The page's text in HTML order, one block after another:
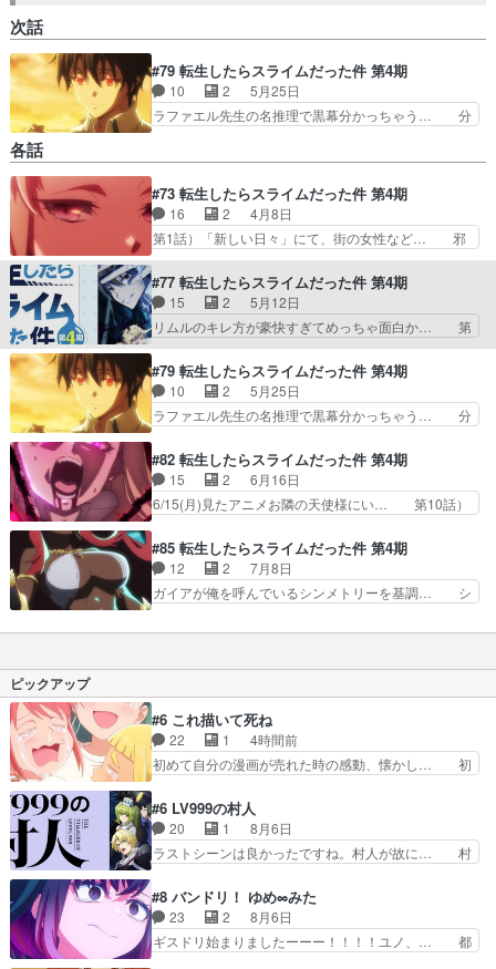
次話
#79 転生したらスライムだった件 第4期
10 2
5月25日
ラファエル先生の名推理で黒幕分かっちゃう… 分
った残像だと。ドヤコンガ先生焦っ… Animation
が第二原画をいくつか担… ソウエイの圧倒的勝利
のあとは、ラファエル… 第7話）「黒幕の正体」
リムルの恐ろしさを… 原作は既読しているので内
容は知っているの… リムルたちはグレンダへの尋
問へと移行する…
各話
#73 転生したらスライムだった件 第4期
16 2
4月8日
第1話）「新しい日々」にて、街の女性など… 邪
魔とヒナタに摘み出されるリムル笑シオン… シオ
ンが美味しい紅茶をお出ししている！成… まずは
導入という感じでしょうか開国際終わ… リムル様
がお忍びで街を視察してるシーンと… さてこっか
ら5クールあるのかキャラデザと… やっとリアタ
シオン(*^^*)ﾉｼリム… OP＆ED曲も作画も文句な
い♫1話があっ… ダンジョン攻略よりもエロフの
店目当て優先
#77 転生したらスライムだった件 第4期
15 2
5月12日
リムルのキレ方が豪快すぎてめっちゃ面白か… 第
5話）「最初の一歩」#転スラあんだけ切… そし
て、ちょいバズってたコーヒーの高作画… 原作知
ってますけど、これから面白くなるん… イングラ
シアに来て洋服買って平和にことが… をバンダイ
チャンネルで視聴。私服シュナ、… 第5話）「最
の一歩」小野Dのわるぅの感… 第5話）「最初の
一歩」紅丸かわいそう(か… 立てられたフラグに
逆らわないブチ切れリム…
#79 転生したらスライムだった件 第4期
10 2
5月25日
ラファエル先生の名推理で黒幕分かっちゃう… 分
ら、また1個分かったやった？！さてさ… をバン
ダイチャンネルで視聴。拳銃＆ワープ… 質量を持
った残像だと。ドヤコンガ先生焦っ… Animation
が第二原画をいくつか担… ソウエイの圧倒的勝利
リムルの恐ろしさを… 原作は既読しているので内
容は知っているの… リムルたちはグレンダへの尋
問へと移行する…
#82 転生したらスライムだった件 第4期
15 2
6月16日
6/15(月)見たアニメお隣の天使様にい… 第10話）
マリアベル悲惨な最後・ユウキ… ラーマ役で出演
いたしました！是非ご覧くだ… リムルVSマリア
ベル!!対ユウキ戦も作画… マリアベル、黒幕ムー
ブが露骨すぎたから呆… 圧倒的格の違いを見せる
#85 転生したらスライムだった件 第4期
12 2
7月8日
ガイアが俺を呼んでいるシンメトリーを基調… シ
リート復活＆まさかの女体化！？ニート… またし
外とあっさり退場したなユウキもチ… 新しい仲間
ャンネルで視聴。リムル、ギィ… 第2クール初回
は仲間増やしイフリートはヴ… イフリート、女に
なってね？まだ仲間増える… ディーノ、イフリー
トなカリス投入回。また…
ピックアップ
#6 これ描いて死ね
22 1
4時間前
初めて自分の漫画が売れた時の感動、懐かし… 初
ティア開幕前でひちしきり受ける^^先…
「SEDESUのコミPo!日記」#496… 情熱の結晶が
受け入れられる時。望外の喜び… てっしーの過去
が入るからより一層感動する… てっしーの過去が
るからより一層感動する… てっしーの過去が入る
からより一層感動する… てっしーの過去が入るか
らより一層感動する…
#6 LV999の村人
20 1
8月6日
ラストシーンは良かったですね。村人が故に… 村
スと10年後に結婚の約束をした鏡ずっ… カジノ
スタッフ募集するも集まらない更に追… 王命でク
ルルの監視をすることになったデビ… 最強の村
人・鏡との出会いで少しは変わった… やはり何か
#8 バンドリ！ ゆめ∞みた
23 2
8月6日
ギスドリ始まりましたーーー！！！！ユノ、… 都